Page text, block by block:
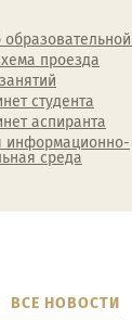
проезда
студента
аспиранта
информационно-
среда
ВСЕ НОВОСТИ